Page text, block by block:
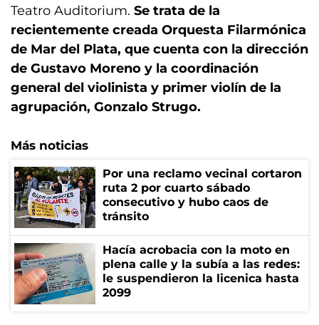
Teatro Auditorium. Se trata de la
recientemente creada Orquesta Filarmónica
de Mar del Plata, que cuenta con la dirección
de Gustavo Moreno y la coordinación
general del violinista y primer violín de la
agrupación, Gonzalo Strugo.
Más noticias
Por una reclamo vecinal cortaron
ruta 2 por cuarto sábado
consecutivo y hubo caos de
tránsito
Hacía acrobacia con la moto en
plena calle y la subía a las redes:
le suspendieron la licenica hasta
2099